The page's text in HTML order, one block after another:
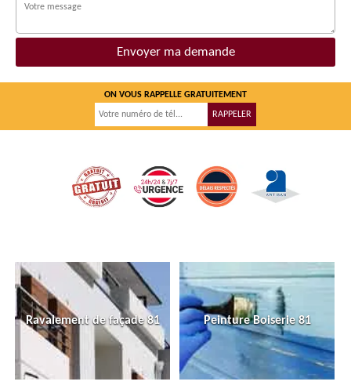
ON VOUS RAPPELLE GRATUITEMENT
Ravalement de façade 81 Peinture Boiserie 81